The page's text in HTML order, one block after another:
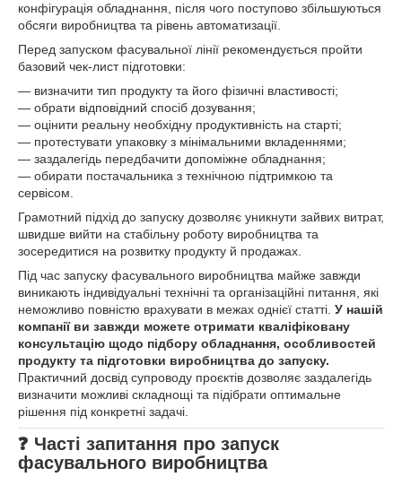
конфігурація обладнання, після чого поступово збільшуються
обсяги виробництва та рівень автоматизації.
Перед запуском фасувальної лінії рекомендується пройти
базовий чек-лист підготовки:
— визначити тип продукту та його фізичні властивості;
— обрати відповідний спосіб дозування;
— оцінити реальну необхідну продуктивність на старті;
— протестувати упаковку з мінімальними вкладеннями;
— заздалегідь передбачити допоміжне обладнання;
— обирати постачальника з технічною підтримкою та
сервісом.
Грамотний підхід до запуску дозволяє уникнути зайвих витрат,
швидше вийти на стабільну роботу виробництва та
зосередитися на розвитку продукту й продажах.
Під час запуску фасувального виробництва майже завжди
виникають індивідуальні технічні та організаційні питання, які
неможливо повністю врахувати в межах однієї статті. У нашій
компанії ви завжди можете отримати кваліфіковану
консультацію щодо підбору обладнання, особливостей
продукту та підготовки виробництва до запуску.
Практичний досвід супроводу проєктів дозволяє заздалегідь
визначити можливі складнощі та підібрати оптимальне
рішення під конкретні задачі.
❓ Часті запитання про запуск
фасувального виробництва